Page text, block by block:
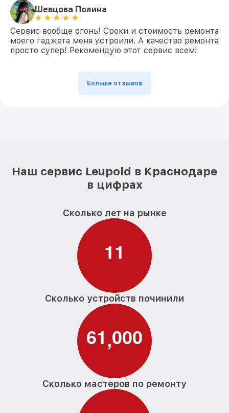
Шевцова Полина
Сервис вообще огонь! Сроки и стоимость ремонта
моего гаджета меня устроили. А качество ремонта
просто супер! Рекомендую этот сервис всем!
Больше отзывов
Наш сервис Leupold в Краснодаре
в цифрах
Сколько лет на рынке
11
Сколько устройств починили
61,000
Сколько мастеров по ремонту